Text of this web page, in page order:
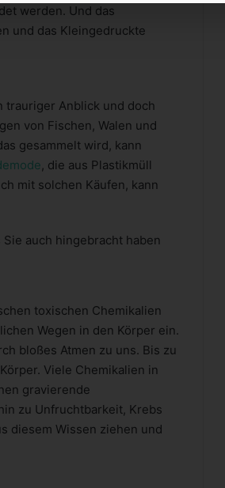
werden. Und das
und das Kleingedruckte
trauriger Anblick und doch
von Fischen, Walen und
gesammelt wird, kann
, die aus Plastikmüll
mit solchen Käufen, kann
auch hingebracht haben
toxischen Chemikalien
Wegen in den Körper ein.
bloßes Atmen zu uns. Bis zu
Viele Chemikalien in
gravierende
zu Unfruchtbarkeit, Krebs
diesem Wissen ziehen und